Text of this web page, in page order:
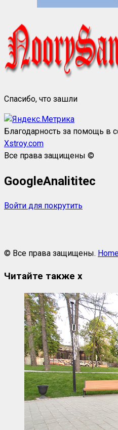
Спасибо, что зашли
Благодарность за помощь в
Xstroy.com
Все права защищены ©
GoogleAnalititec
Войти для покрутить
© Все права защищены.
Читайте также x